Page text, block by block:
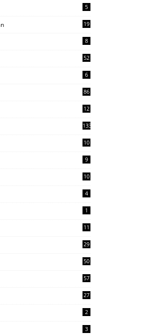
5
19
8
52
6
86
12
133
10
9
10
4
1
11
29
50
57
27
2
3